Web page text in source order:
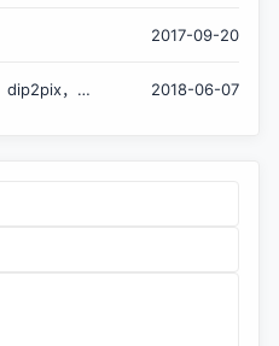
2017-09-20
，
2018-06-07